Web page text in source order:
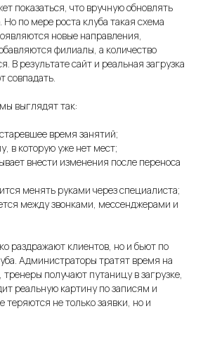
показаться, что вручную обновлять
по мере роста клуба такая схема
новые направления,
филиалы, а количество
В результате сайт и реальная загрузка
совпадать.
выглядят так:
время занятий;
в которую уже нет мест;
внести изменения после переноса
менять руками через специалиста;
между звонками, мессенджерами и
раздражают клиентов, но и бьют по
Администраторы тратят время на
получают путаницу в загрузке,
реальную картину по записям и
теряются не только заявки, но и